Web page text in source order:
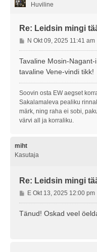
Huviline
Re: Leidsin mingi
P
o
s
u
s
N Okt 09, 2025 11:41 am
Tavaline Mosin-
tavaline Vene-vindi tikk!
Soovin osta EW aegset
Sakalamaleva pealiku
märk, ning raha ei sobi,
värvi all ja korraliku.
miht
Kasutaja
Re: Leidsin mingi
P
o
s
E Okt 13, 2025 12:00 pm
Tänud! Oskad veel